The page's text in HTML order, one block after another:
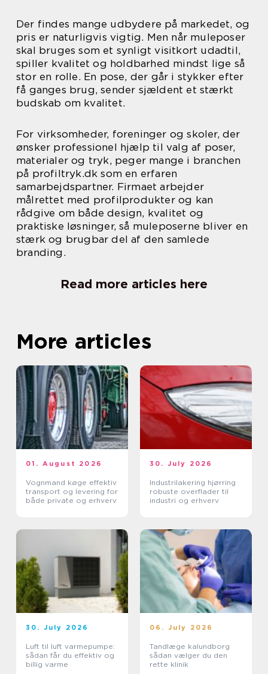
Der findes mange udbydere på markedet, og
pris er naturligvis vigtig. Men når muleposer
skal bruges som et synligt visitkort udadtil,
spiller kvalitet og holdbarhed mindst lige så
stor en rolle. En pose, der går i stykker efter
få ganges brug, sender sjældent et stærkt
budskab om kvalitet.
For virksomheder, foreninger og skoler, der
ønsker professionel hjælp til valg af poser,
materialer og tryk, peger mange i branchen
på profiltryk.dk som en erfaren
samarbejdspartner. Firmaet arbejder
målrettet med profilprodukter og kan
rådgive om både design, kvalitet og
praktiske løsninger, så muleposerne bliver en
stærk og brugbar del af den samlede
branding.
Read more articles here
More articles
01. August 2026
Vognmand køge effektiv
transport og levering for
både private og erhverv
30. July 2026
Industrilakering hjørring
robuste overflader til
industri og erhverv
30. July 2026
Luft til luft varmepumpe:
sådan får du effektiv og
billig varme
06. July 2026
Tandlæge kalundborg
sådan vælger du den
rette klinik